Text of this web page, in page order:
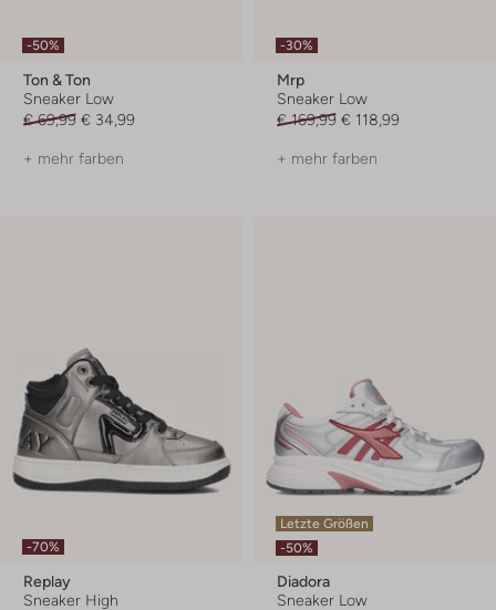
-50%
Ton & Ton
Sneaker Low
€ 69,99 € 34,99
+ mehr farben
-30%
Mrp
Sneaker Low
€ 169,99 € 118,99
+ mehr farben
-70%
Replay
Sneaker High
Letzte Größen
-50%
Diadora
Sneaker Low